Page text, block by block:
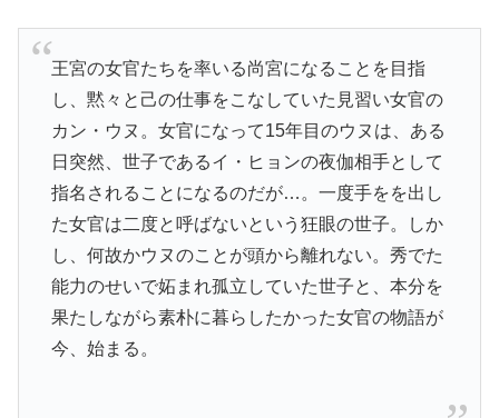
王宮の女官たちを率いる尚宮になることを目指
し、黙々と己の仕事をこなしていた見習い女官の
カン・ウヌ。女官になって15年目のウヌは、ある
日突然、世子であるイ・ヒョンの夜伽相手として
指名されることになるのだが…。一度手をを出し
た女官は二度と呼ばないという狂眼の世子。しか
し、何故かウヌのことが頭から離れない。秀でた
能力のせいで妬まれ孤立していた世子と、本分を
果たしながら素朴に暮らしたかった女官の物語が
今、始まる。